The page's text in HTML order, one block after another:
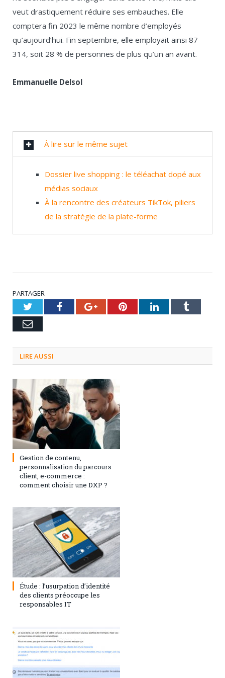
veut drastiquement réduire ses embauches. Elle
comptera fin 2023 le même nombre d’employés
qu’aujourd’hui. Fin septembre, elle employait ainsi 87
314, soit 28 % de personnes de plus qu’un an avant.
Emmanuelle Delsol
À lire sur le même sujet
Dossier live shopping : le téléachat dopé aux
médias sociaux
À la rencontre des créateurs TikTok, piliers
de la stratégie de la plate-forme
PARTAGER
TwitterFacebookGoogle+PinterestLinkedInTumblr
Email
LIRE AUSSI
3 septembre 2024
Gestion de contenu,
personnalisation du parcours
client, e-commerce :
comment choisir une DXP ?
1 août 2023 0
Étude : l’usurpation d’identité
des clients préoccupe les
responsables IT